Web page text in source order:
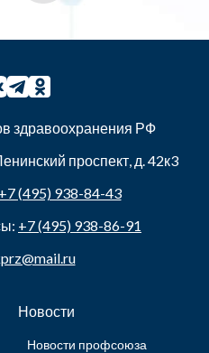
здравоохранения РФ
проспект, д. 42к3
+7 (495) 938-84-43
+7 (495) 938-86-91
Новости
Новости профсоюза